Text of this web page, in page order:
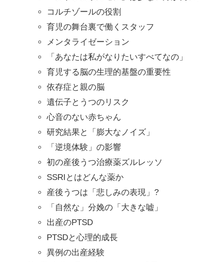
コルチゾールの役割
育児の舞台裏で働くスタッフ
メンタライゼーション
「あなたは私がなりたいすべてなの」
育児する脳の生理的基盤の重要性
依存症と親の脳
遺伝子とうつのリスク
心音のない赤ちゃん
研究結果と「膨大なノイズ」
「逆境体験」の影響
初の産後うつ治療薬ズルレッソ
SSRIとはどんな薬か
産後うつは「悲しみの表現」?
「自然な」分娩の「大きな嘘」
出産のPTSD
PTSDと心理的成長
異例の出産経験